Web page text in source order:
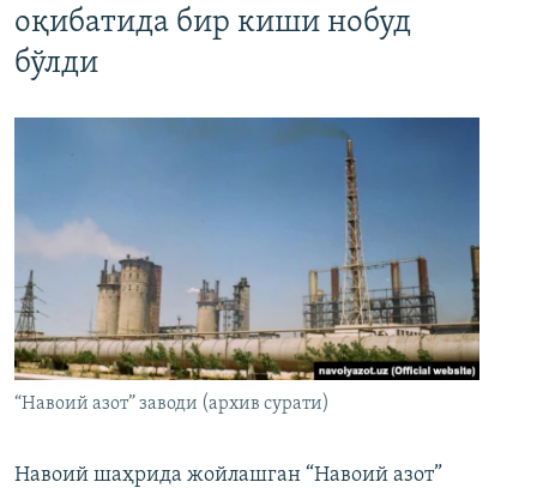
оқибатида бир киши нобуд
бўлди
“Навоий азот” заводи (архив сурати)
Навоий шаҳрида жойлашган “Навоий азот”